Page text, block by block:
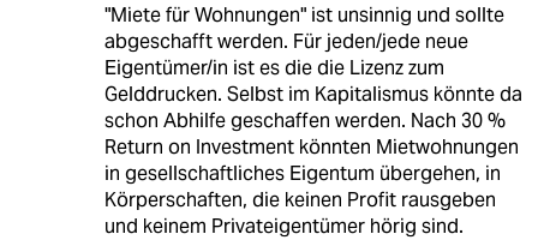
"Miete für Wohnungen" ist unsinnig und sollte
abgeschafft werden. Für jeden/jede neue
Eigentümer/in ist es die die Lizenz zum
Gelddrucken. Selbst im Kapitalismus könnte da
schon Abhilfe geschaffen werden. Nach 30 %
Return on Investment könnten Mietwohnungen
in gesellschaftliches Eigentum übergehen, in
Körperschaften, die keinen Profit rausgeben
und keinem Privateigentümer hörig sind.